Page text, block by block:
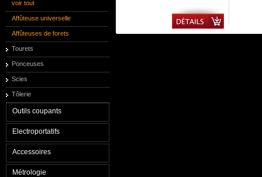
voir tout
Affûteuse universelle
Affûteuses de forets
Tourets
Ponceuses
Scies
Tôlerie
Outils coupants
Electroportatifs
Accessoires
Métrologie